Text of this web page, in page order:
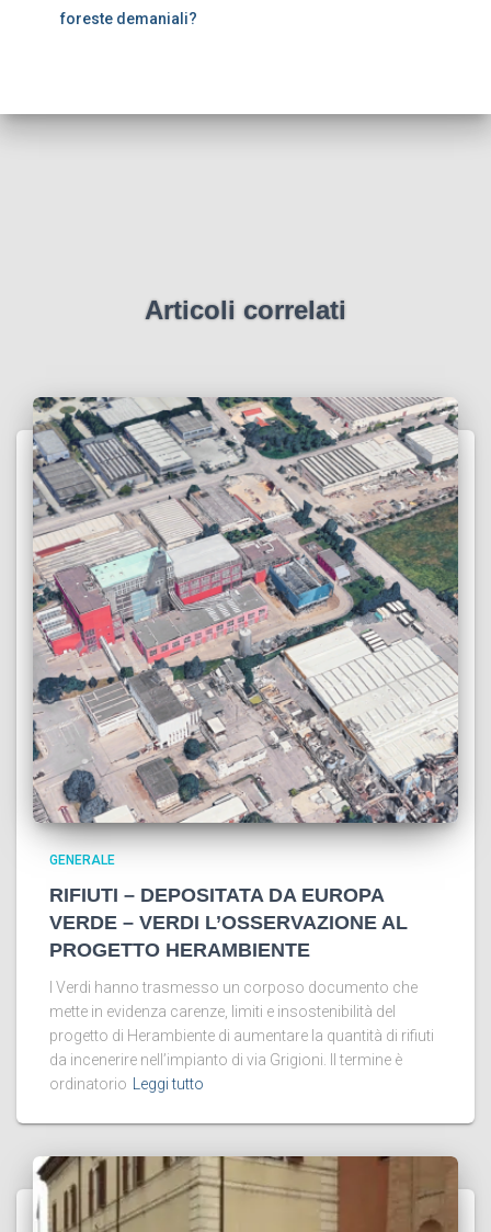
foreste demaniali?
Articoli correlati
GENERALE
RIFIUTI – DEPOSITATA DA EUROPA
VERDE – VERDI L’OSSERVAZIONE AL
PROGETTO HERAMBIENTE
I Verdi hanno trasmesso un corposo documento che
mette in evidenza carenze, limiti e insostenibilità del
progetto di Herambiente di aumentare la quantità di rifiuti
da incenerire nell’impianto di via Grigioni. Il termine è
ordinatorio
Leggi tutto